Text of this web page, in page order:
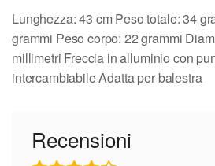
Lunghezza: 43 cm Peso totale: 34
grammi Peso corpo: 22 grammi
millimetri Freccia in alluminio con
intercambiabile Adatta per balestra
Recensioni